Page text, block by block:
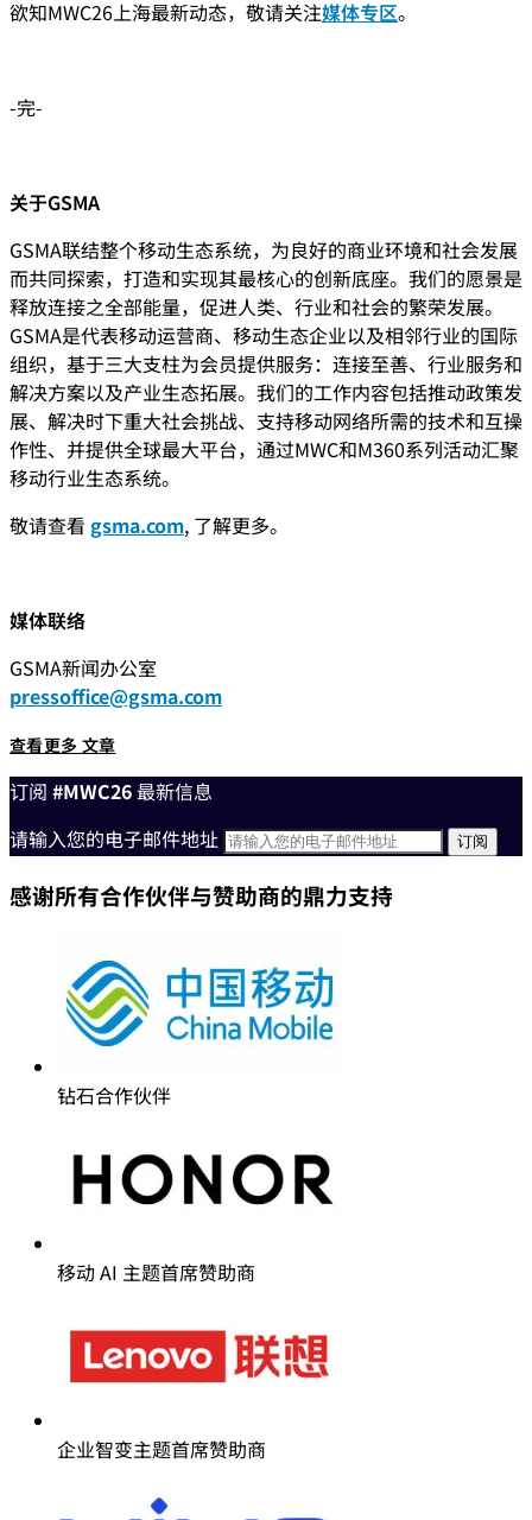
欲知MWC26上海最新动态，敬请关注媒体专区。
-完-
关于GSMA
GSMA联结整个移动生态系统，为良好的商业环境和社会发展
而共同探索，打造和实现其最核心的创新底座。我们的愿景是
释放连接之全部能量，促进人类、行业和社会的繁荣发展。
GSMA是代表移动运营商、移动生态企业以及相邻行业的国际
组织，基于三大支柱为会员提供服务：连接至善、行业服务和
解决方案以及产业生态拓展。我们的工作内容包括推动政策发
展、解决时下重大社会挑战、支持移动网络所需的技术和互操
作性、并提供全球最大平台，通过MWC和M360系列活动汇聚
移动行业生态系统。
敬请查看 gsma.com, 了解更多。
媒体联络
GSMA新闻办公室
pressoffice@gsma.com
查看更多 文章
订阅 #MWC26最新信息
请输入您的电子邮件地址
感谢所有合作伙伴与赞助商的鼎力支持
钻石合作伙伴
移动 AI 主题首席赞助商
企业智变主题首席赞助商